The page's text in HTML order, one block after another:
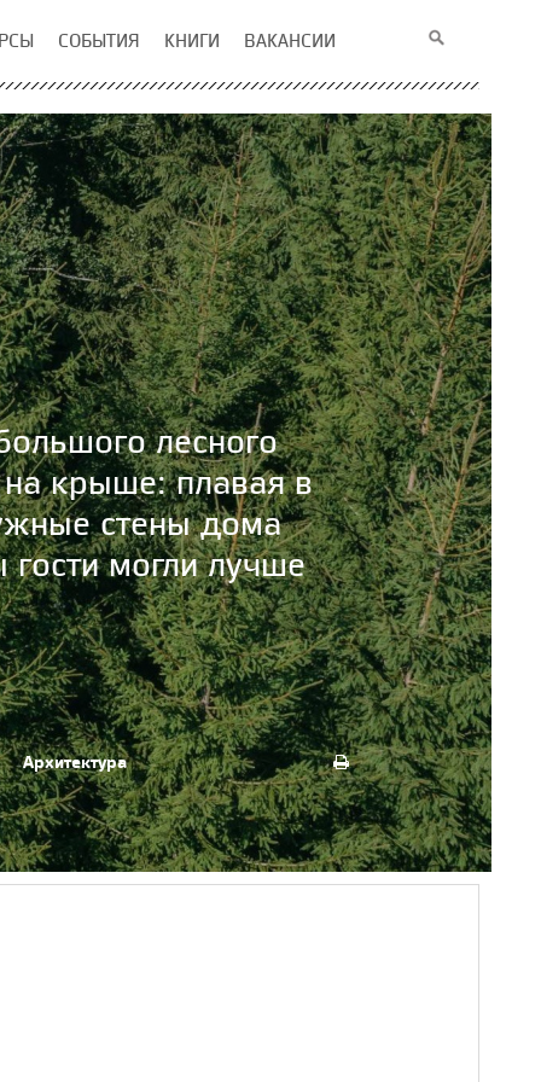
СОБЫТИЯ КНИГИ ВАКАНСИИ
лесного
крыше: плавая в
стены дома
могли лучше
Архитектура